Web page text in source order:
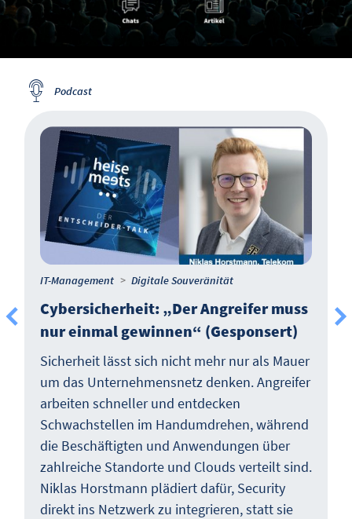
Podcast
IT-Management Digitale Souveränität
Cybersicherheit: „Der Angreifer muss
nur einmal gewinnen“ (Gesponsert)
Sicherheit lässt sich nicht mehr nur als Mauer
um das Unternehmensnetz denken. Angreifer
arbeiten schneller und entdecken
Schwachstellen im Handumdrehen, während
die Beschäftigten und Anwendungen über
zahlreiche Standorte und Clouds verteilt sind.
Niklas Horstmann plädiert dafür, Security
direkt ins Netzwerk zu integrieren, statt sie